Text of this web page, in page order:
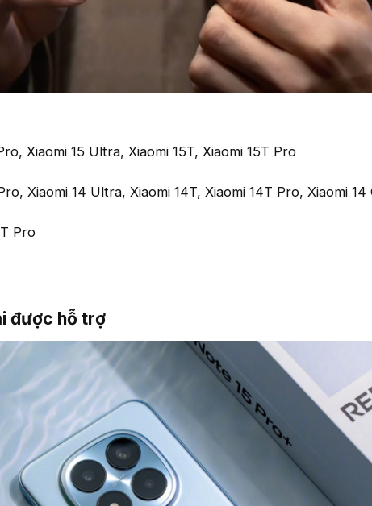
Xiaomi 15 Ultra, Xiaomi 15T, Xiaomi 15T Pro
Xiaomi 14 Ultra, Xiaomi 14T, Xiaomi 14T Pro, Xiaomi 14
Pro
được hỗ trợ​